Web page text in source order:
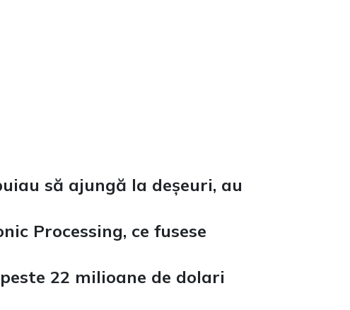
să ajungă la deșeuri, au
Processing, ce fusese
22 milioane de dolari